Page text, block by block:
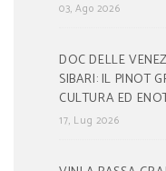
03, Ago 2026
DOC DELLE
SIBARI: IL PINOT
CULTURA ED
17, Lug 2026